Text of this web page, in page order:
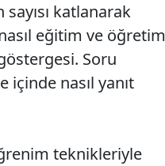
sayısı katlanarak
eğitim ve öğretim
Soru
içinde nasıl yanıt
teknikleriyle